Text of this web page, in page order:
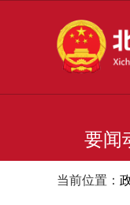
要闻
当前位置：